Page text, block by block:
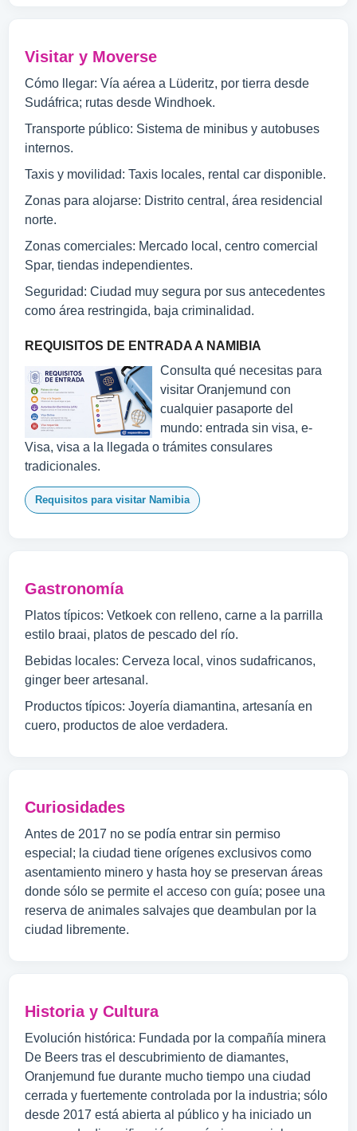
Visitar y Moverse
Cómo llegar: Vía aérea a Lüderitz, por tierra desde
Sudáfrica; rutas desde Windhoek.
Transporte público: Sistema de minibus y autobuses
internos.
Taxis y movilidad: Taxis locales, rental car disponible.
Zonas para alojarse: Distrito central, área residencial
norte.
Zonas comerciales: Mercado local, centro comercial
Spar, tiendas independientes.
Seguridad: Ciudad muy segura por sus antecedentes
como área restringida, baja criminalidad.
REQUISITOS DE ENTRADA A NAMIBIA
Consulta qué necesitas para
visitar Oranjemund con
cualquier pasaporte del
mundo: entrada sin visa, e-
Visa, visa a la llegada o trámites consulares
tradicionales.
Requisitos para visitar Namibia
Gastronomía
Platos típicos: Vetkoek con relleno, carne a la parrilla
estilo braai, platos de pescado del río.
Bebidas locales: Cerveza local, vinos sudafricanos,
ginger beer artesanal.
Productos típicos: Joyería diamantina, artesanía en
cuero, productos de aloe verdadera.
Curiosidades
Antes de 2017 no se podía entrar sin permiso
especial; la ciudad tiene orígenes exclusivos como
asentamiento minero y hasta hoy se preservan áreas
donde sólo se permite el acceso con guía; posee una
reserva de animales salvajes que deambulan por la
ciudad libremente.
Historia y Cultura
Evolución histórica: Fundada por la compañía minera
De Beers tras el descubrimiento de diamantes,
Oranjemund fue durante mucho tiempo una ciudad
cerrada y fuertemente controlada por la industria; sólo
desde 2017 está abierta al público y ha iniciado un